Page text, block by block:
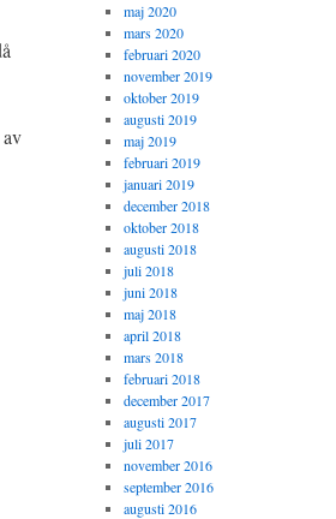
maj 2020
mars 2020
februari 2020
november 2019
oktober 2019
augusti 2019
maj 2019
februari 2019
januari 2019
december 2018
oktober 2018
augusti 2018
juli 2018
juni 2018
maj 2018
april 2018
mars 2018
februari 2018
december 2017
augusti 2017
juli 2017
november 2016
september 2016
augusti 2016